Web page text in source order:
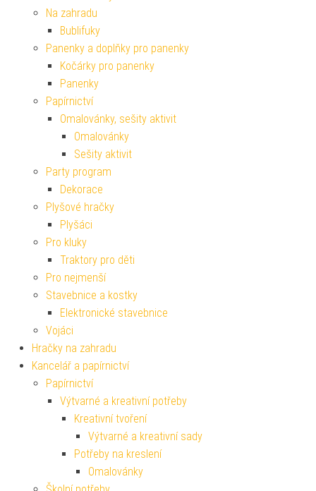
Na zahradu
Bublifuky
Panenky a doplňky pro panenky
Kočárky pro panenky
Panenky
Papírnictví
Omalovánky, sešity aktivit
Omalovánky
Sešity aktivit
Party program
Dekorace
Plyšové hračky
Plyšáci
Pro kluky
Traktory pro děti
Pro nejmenší
Stavebnice a kostky
Elektronické stavebnice
Vojáci
Hračky na zahradu
Kancelář a papírnictví
Papírnictví
Výtvarné a kreativní potřeby
Kreativní tvoření
Výtvarné a kreativní sady
Potřeby na kreslení
Omalovánky